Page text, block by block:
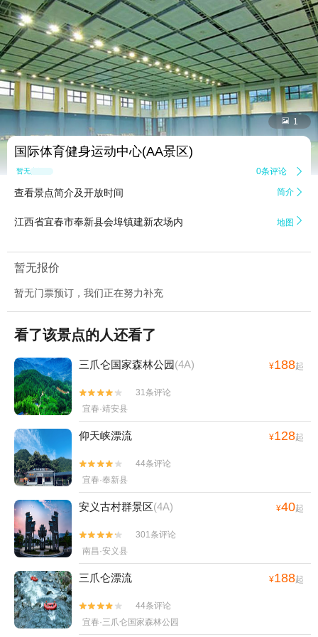
 1
国际体育健身运动中心(AA景区)
暂无点评 0条评论 
查看景点简介及开放时间 简介 
江西省宜春市奉新县会埠镇建新农场内 地图 
暂无报价
暂无门票预订，我们正在努力补充
看了该景点的人还看了
三爪仑国家森林公园(4A) ¥188起


31条评论
宜春·靖安县
仰天峡漂流 ¥128起


44条评论
宜春·奉新县
安义古村群景区(4A) ¥40起


301条评论
南昌·安义县
三爪仑漂流 ¥188起


44条评论
宜春·三爪仑国家森林公园
